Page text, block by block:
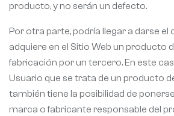
producto, y no serán un defecto.
Por otra parte, podría llegar a darse el
adquiere en el Sitio Web un producto
fabricación por un tercero. En este
Usuario que se trata de un producto
también tiene la posibilidad de
marca o fabricante responsable del